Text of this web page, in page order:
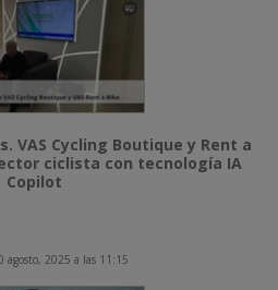
VAS Cycling Boutique y Rent a
ciclista con tecnología IA
Copilot
agosto, 2025 a las 11:15